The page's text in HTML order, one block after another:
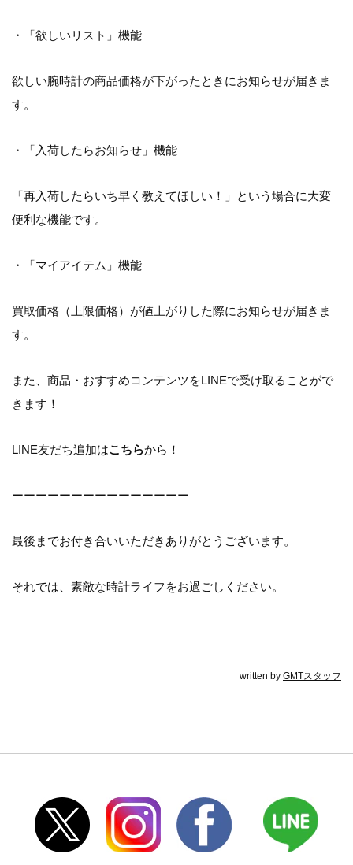
・「欲しいリスト」機能
欲しい腕時計の商品価格が下がったときにお知らせが届きま
す。
・「入荷したらお知らせ」機能
「再入荷したらいち早く教えてほしい！」という場合に大変
便利な機能です。
・「マイアイテム」機能
買取価格（上限価格）が値上がりした際にお知らせが届きま
す。
また、商品・おすすめコンテンツをLINEで受け取ることがで
きます！
LINE友だち追加はこちらから！
ーーーーーーーーーーーーーーー
最後までお付き合いいただきありがとうございます。
それでは、素敵な時計ライフをお過ごしください。
written by GMTスタッフ